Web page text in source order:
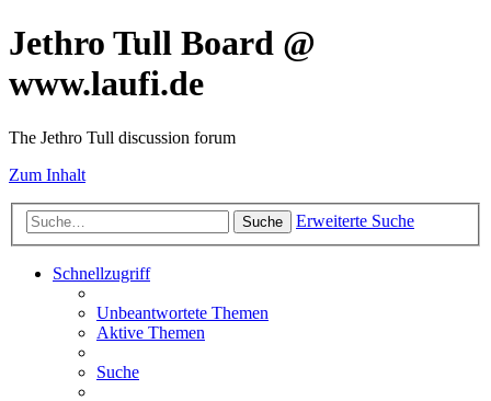
Jethro Tull Board @
www.laufi.de
The Jethro Tull discussion forum
Zum Inhalt
Suche Erweiterte Suche
Schnellzugriff
Unbeantwortete Themen
Aktive Themen
Suche